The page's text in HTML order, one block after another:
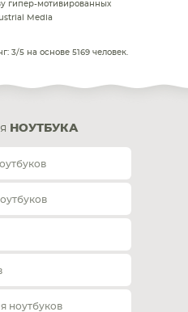
гипер-мотивированных
Media
3/5 на основе 5169 человек.
НОУТБУКА
ноутбуков